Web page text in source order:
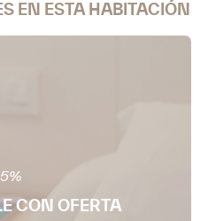
EN ESTA HABITACIÓN
CON OFERTA